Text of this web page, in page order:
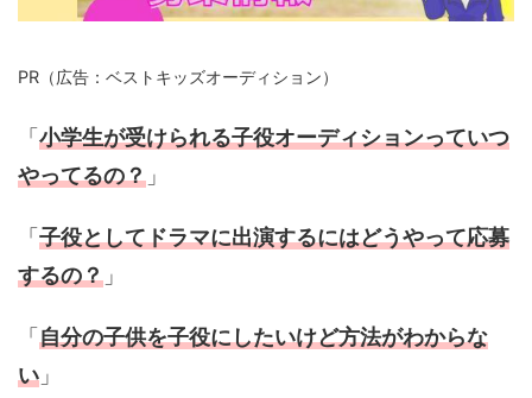
PR（広告：ベストキッズオーディション）
「小学生が受けられる子役オーディションっていつ
やってるの？ 」
「子役としてドラマに出演するにはどうやって応募
するの？ 」
「自分の子供を子役にしたいけど方法がわからな
い 」